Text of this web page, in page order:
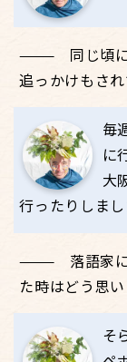
同じ頃
追っかけもさ
毎
に
大
行ったりしまし
落語家
た時はどう思
そ